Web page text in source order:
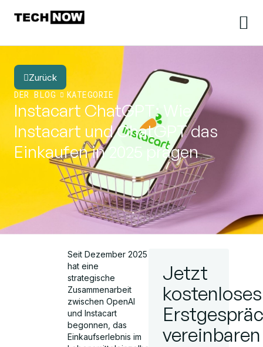
Zurück
DER BLOG
KATEGORIE
Instacart ChatGPT: Wie
Instacart und ChatGPT das
Einkaufen in 2025 prägen
Seit Dezember 2025
hat eine
strategische
Zusammenarbeit
zwischen OpenAI
und Instacart
begonnen, das
Einkaufserlebnis im
Jetzt
kostenloses
vereinbaren